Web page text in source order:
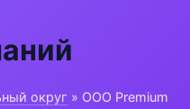
округ » ООО Premium